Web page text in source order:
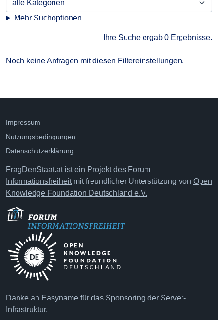
Mehr Suchoptionen
Ihre Suche ergab 0 Ergebnisse.
Noch keine Anfragen mit diesen Filtereinstellungen.
Impressum
Nutzungsbedingungen
Datenschutzerklärung
FragDenStaat.at ist ein Projekt des Forum
Informationsfreiheitmit freundlicher Unterstützung von Open
Knowledge Foundation Deutschland e.V.
Danke an Easyname für das Sponsoring der Server-
Infrastruktur.